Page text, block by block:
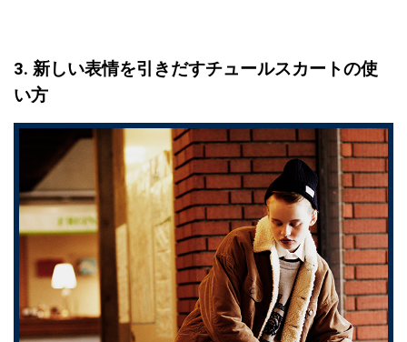
3. 新しい表情を引きだすチュールスカートの使
い方